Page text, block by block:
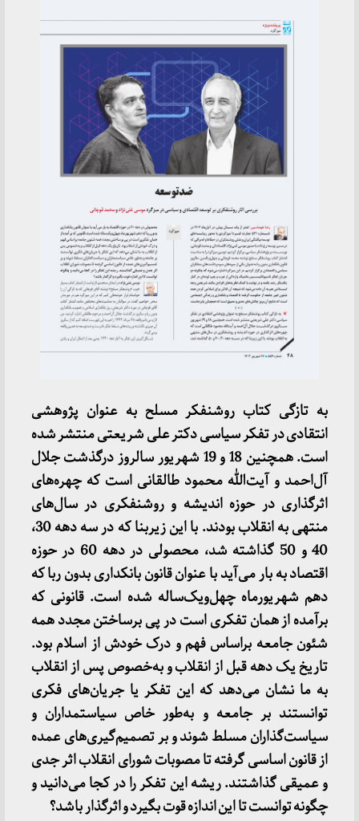
به تازگی کتاب روشنفکر مسلح به عنوان پژوهشی
انتقادی در تفکر سیاسی دکتر علی شریعتی منتشر شده
است. همچنین 18 و 19 شهریور سالروز درگذشت جلال
آل‌احمد و آیت‌الله محمود طالقانی است که چهره‌های
اثرگذاری در حوزه اندیشه و روشنفکری در سال‌های
منتهی به انقلاب بودند. با این زیربنا که در سه دهه 30،
40 و 50 گذاشته شد، محصولی در دهه 60 در حوزه
اقتصاد به بار می‌آید با عنوان قانون بانکداری بدون ربا که
دهم شهریورماه چهل‌و‌یک‌ساله شده است. قانونی که
برآمده از همان تفکری است در پی برساختن مجدد همه
شئون جامعه براساس فهم و درک خودش از اسلام بود.
تاریخ یک دهه قبل از انقلاب و به‌خصوص پس از انقلاب
به ما نشان می‌دهد که این تفکر یا جریان‌های فکری
توانستند بر جامعه و به‌طور خاص سیاستمداران و
سیاست‌گذاران مسلط شوند و بر تصمیم‌گیری‌های عمده
از قانون اساسی گرفته تا مصوبات شورای انقلاب اثر جدی
و عمیقی گذاشتند. ریشه این تفکر را در کجا می‌دانید و
چگونه توانست تا این اندازه قوت بگیرد و اثرگذار باشد؟